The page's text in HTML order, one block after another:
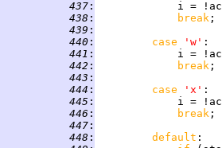
437 :
i =
438 : break
439 :
440 : case 'w'
441 :
i =
442 : break
443 :
444 : case 'x'
445 :
i =
446 : break
447 :
448 : default